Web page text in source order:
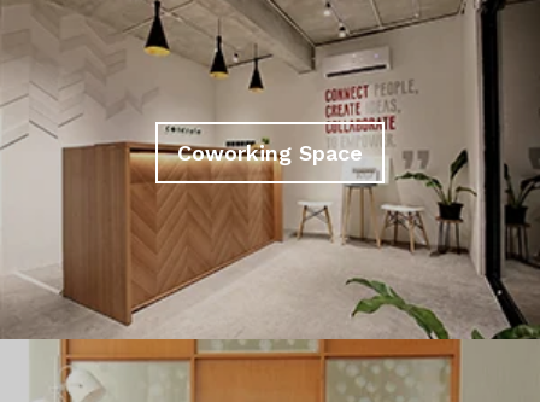
Coworking Space